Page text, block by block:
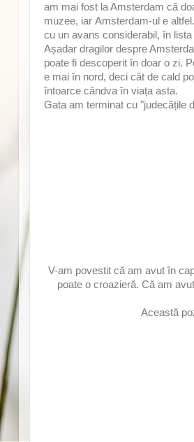
am mai fost la Amsterdam că
muzee, iar Amsterdam-ul e
cu un avans considerabil, în
Așadar dragilor despre
poate fi descoperit în doar o zi.
e mai în nord, deci cât de cald
întoarce cândva în viața asta.
Gata am terminat cu "judecățile
V-am povestit că am avut în
poate o croazieră. Că am
Această